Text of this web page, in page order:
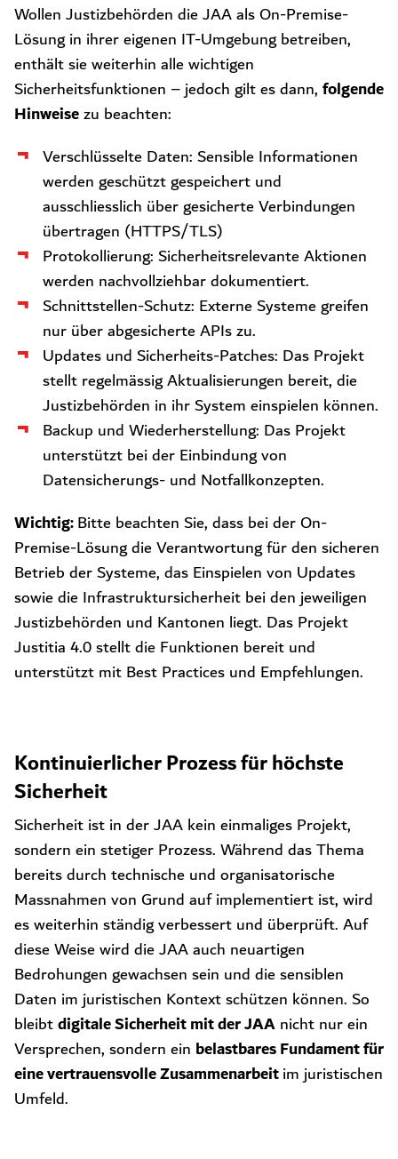
Wollen Justizbehörden die JAA als On-Premise-
Lösung in ihrer eigenen IT-Umgebung betreiben,
enthält sie weiterhin alle wichtigen
Sicherheitsfunktionen – jedoch gilt es dann,folgende
Hinweisezu beachten:
Verschlüsselte Daten: Sensible Informationen
werden geschützt gespeichert und
ausschliesslich über gesicherte Verbindungen
übertragen (HTTPS/TLS)
Protokollierung: Sicherheitsrelevante Aktionen
werden nachvollziehbar dokumentiert.
Schnittstellen-Schutz: Externe Systeme greifen
nur über abgesicherte APIs zu.
Updates und Sicherheits-Patches: Das Projekt
stellt regelmässig Aktualisierungen bereit, die
Justizbehörden in ihr System einspielen können.
Backup und Wiederherstellung: Das Projekt
unterstützt bei der Einbindung von
Datensicherungs- und Notfallkonzepten.
Wichtig:Bitte beachten Sie, dass bei der On-
Premise-Lösung die Verantwortung für den sicheren
Betrieb der Systeme, das Einspielen von Updates
sowie die Infrastruktursicherheit bei den jeweiligen
Justizbehörden und Kantonen liegt. Das Projekt
Justitia 4.0 stellt die Funktionen bereit und
unterstützt mit Best Practices und Empfehlungen.
Kontinuierlicher Prozess für höchste
Sicherheit
Sicherheit ist in der JAA kein einmaliges Projekt,
sondern ein stetiger Prozess. Während das Thema
bereits durch technische und organisatorische
Massnahmen von Grund auf implementiert ist, wird
es weiterhin ständig verbessert und überprüft. Auf
diese Weise wird die JAA auch neuartigen
Bedrohungen gewachsen sein und die sensiblen
Daten im juristischen Kontext schützen können. So
bleibtdigitale Sicherheit mit der JAAnicht nur ein
Versprechen, sondern ein belastbares Fundament für
eine vertrauensvolle Zusammenarbeitim juristischen
Umfeld.